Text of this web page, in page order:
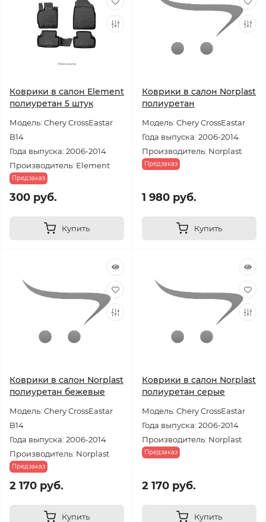
Коврики в салон Element
полиуретан 5 штук
Модель: Chery CrossEastar
B14
Года выпуска: 2006-2014
Производитель: Element
Предзаказ
300 руб.
Купить
Коврики в салон Norplast
полиуретан
Модель: Chery CrossEastar
Года выпуска: 2006-2014
Производитель: Norplast
Предзаказ
1 980 руб.
Купить
Коврики в салон Norplast
полиуретан бежевые
Модель: Chery CrossEastar
B14
Года выпуска: 2006-2014
Производитель: Norplast
Предзаказ
2 170 руб.
Купить
Коврики в салон Norplast
полиуретан серые
Модель: Chery CrossEastar
Года выпуска: 2006-2014
Производитель: Norplast
Предзаказ
2 170 руб.
Купить